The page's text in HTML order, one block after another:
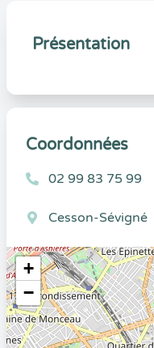
Présentation
Coordonnées
02 99 83 75 99
Cesson-Sévigné
+
−